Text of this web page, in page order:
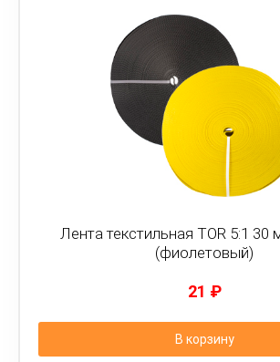
Лента текстильная TOR 5:1 30
(фиолетовый)
21 ₽
В корзину